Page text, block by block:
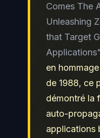
Comes The
Unleashing
that Target
Applications"
en
de 1988, ce
démontré la
auto-
applications